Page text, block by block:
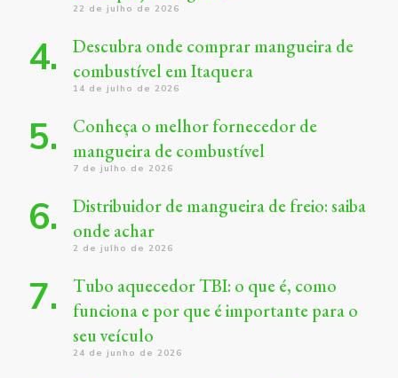
22 de julho de 2026
Descubra onde comprar mangueira de
combustível em Itaquera
14 de julho de 2026
Conheça o melhor fornecedor de
mangueira de combustível
7 de julho de 2026
Distribuidor de mangueira de freio: saiba
onde achar
2 de julho de 2026
Tubo aquecedor TBI: o que é, como
funciona e por que é importante para o
seu veículo
24 de junho de 2026